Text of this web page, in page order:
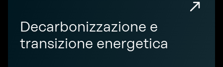
Decarbonizzazione e
transizione energetica